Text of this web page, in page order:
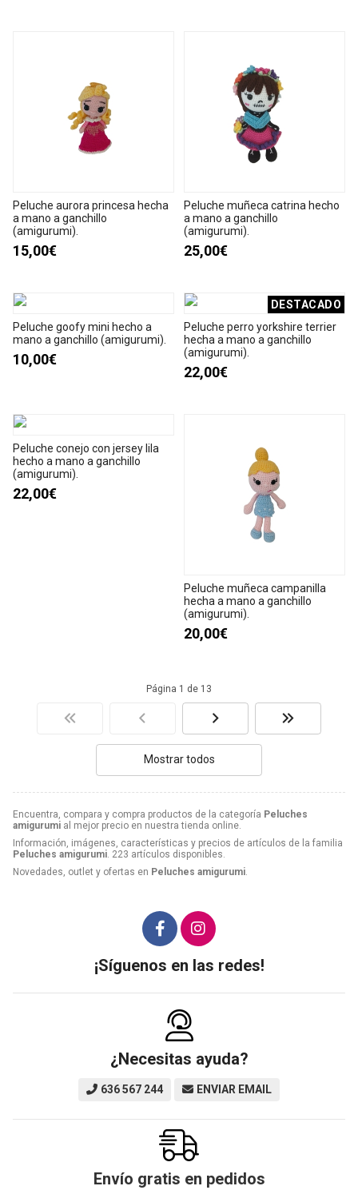
Encuentra, compara y compra productos de la categoría Peluches
amigurumi al mejor precio en nuestra tienda online.
Información, imágenes, características y precios de artículos de la familia
Peluches amigurumi . 223 artículos disponibles.
Novedades, outlet y ofertas en Peluches amigurumi
Peluche aurora princesa hecha
a mano a ganchillo
(amigurumi).
15,00€
Peluche muñeca catrina hecho
a mano a ganchillo
(amigurumi).
25,00€
Peluche goofy mini hecho a
mano a ganchillo (amigurumi).
10,00€
DESTACADO
Peluche perro yorkshire terrier
hecha a mano a ganchillo
(amigurumi).
22,00€
Peluche conejo con jersey lila
hecho a mano a ganchillo
(amigurumi).
22,00€
Peluche muñeca campanilla
hecha a mano a ganchillo
(amigurumi).
20,00€
Página 1 de 13
Mostrar todos
¡Síguenos en las redes!
¿Necesitas ayuda?
636 567 244 ENVIAR EMAIL
Envío gratis en pedidos